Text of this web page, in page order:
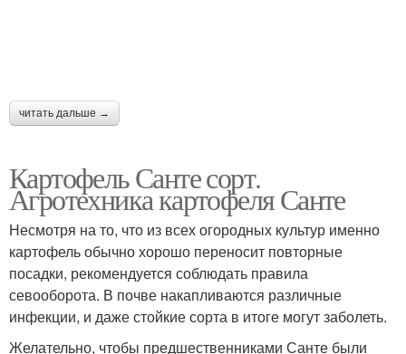
читать дальше →
Картофель Санте сорт.
Агротехника картофеля Санте
Несмотря на то, что из всех огородных культур именно
картофель обычно хорошо переносит повторные
посадки, рекомендуется соблюдать правила
севооборота. В почве накапливаются различные
инфекции, и даже стойкие сорта в итоге могут заболеть.
Желательно, чтобы предшественниками Санте были